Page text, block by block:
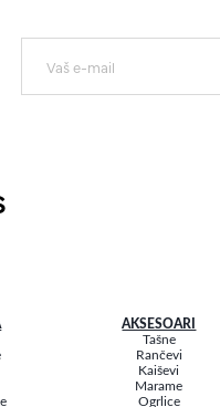
AKSESOARI
Tašne
Rančevi
Kaiševi
Marame
Ogrlice